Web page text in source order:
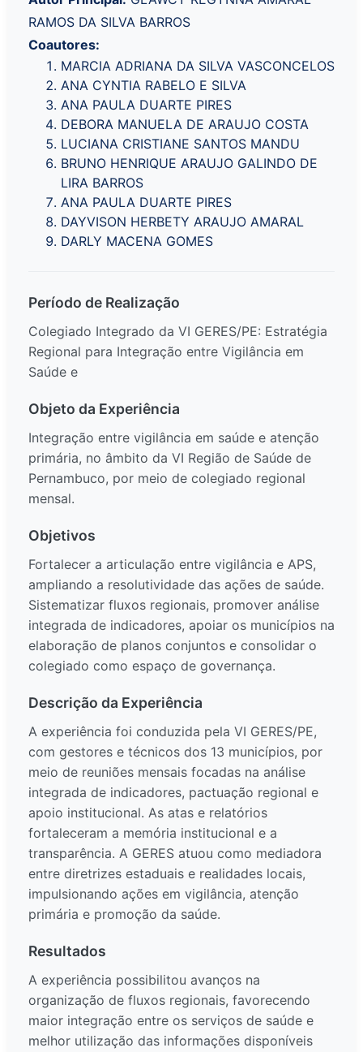
RAMOS DA SILVA BARROS
Coautores:
MARCIA ADRIANA DA SILVA VASCONCELOS
ANA CYNTIA RABELO E SILVA
ANA PAULA DUARTE PIRES
DEBORA MANUELA DE ARAUJO COSTA
LUCIANA CRISTIANE SANTOS MANDU
BRUNO HENRIQUE ARAUJO GALINDO DE
LIRA BARROS
ANA PAULA DUARTE PIRES
DAYVISON HERBETY ARAUJO AMARAL
DARLY MACENA GOMES
Período de Realização
Colegiado Integrado da VI GERES/PE: Estratégia
Regional para Integração entre Vigilância em
Saúde e
Objeto da Experiência
Integração entre vigilância em saúde e atenção
primária, no âmbito da VI Região de Saúde de
Pernambuco, por meio de colegiado regional
mensal.
Objetivos
Fortalecer a articulação entre vigilância e APS,
ampliando a resolutividade das ações de saúde.
Sistematizar fluxos regionais, promover análise
integrada de indicadores, apoiar os municípios na
elaboração de planos conjuntos e consolidar o
colegiado como espaço de governança.
Descrição da Experiência
A experiência foi conduzida pela VI GERES/PE,
com gestores e técnicos dos 13 municípios, por
meio de reuniões mensais focadas na análise
integrada de indicadores, pactuação regional e
apoio institucional. As atas e relatórios
fortaleceram a memória institucional e a
transparência. A GERES atuou como mediadora
entre diretrizes estaduais e realidades locais,
impulsionando ações em vigilância, atenção
primária e promoção da saúde.
Resultados
A experiência possibilitou avanços na
organização de fluxos regionais, favorecendo
maior integração entre os serviços de saúde e
melhor utilização das informações disponíveis